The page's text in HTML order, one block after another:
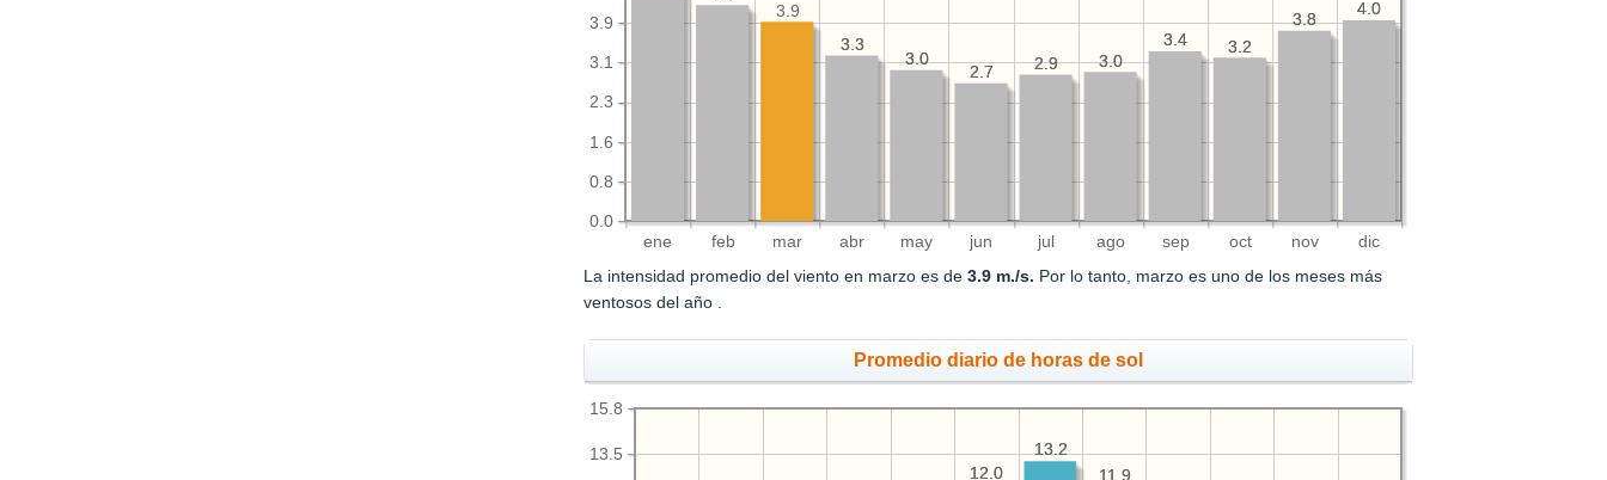
ene feb mar abr may jun jul ago sep oct nov dic
0.0
0.8
1.6
2.3
3.1
3.9
4.0
3.8
3.2
3.4
3.0
2.9
2.7
3.0
3.3
4.0
3.8
3.2
3.4
3.0
2.9
2.7
3.0
3.3
3.9
La intensidad promedio del viento en marzo es de3.9 m./s. Por lo tanto, marzo es uno de los meses más
ventosos del año .
Promedio diario de horas de sol
13.5
15.8
11.9
13.2
12.0
11.9
13.2
12.0